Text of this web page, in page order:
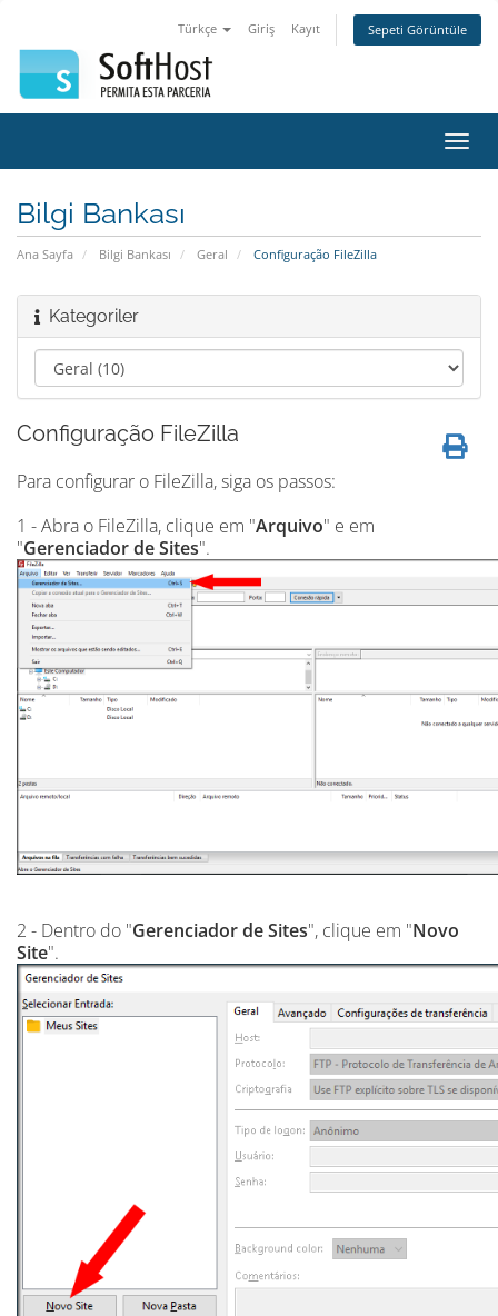
Türkçe Giriş Kayıt Sepeti Görüntüle
Bilgi Bankası
Ana Sayfa Bilgi Bankası Geral Configuração FileZilla
Kategoriler
Configuração FileZilla
Para configurar o FileZilla, siga os passos:
1 - Abra o FileZilla, clique em "Arquivo" e em
"Gerenciador de Sites".
2 - Dentro do "Gerenciador de Sites", clique em "Novo
Site".